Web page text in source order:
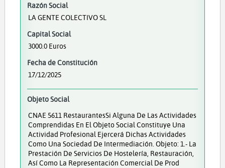
Razón Social
LA GENTE COLECTIVO SL
Capital Social
3000.0 Euros
Fecha de Constitución
17/12/2025
Objeto Social
CNAE 5611 RestaurantesSi Alguna De Las Actividades
Comprendidas En El Objeto Social Constituye Una
Actividad Profesional Ejercerá Dichas Actividades
Como Una Sociedad De Intermediación. Objeto: 1.- La
Prestación De Servicios De Hostelería, Restauración,
Así Como La Representación Comercial De Prod